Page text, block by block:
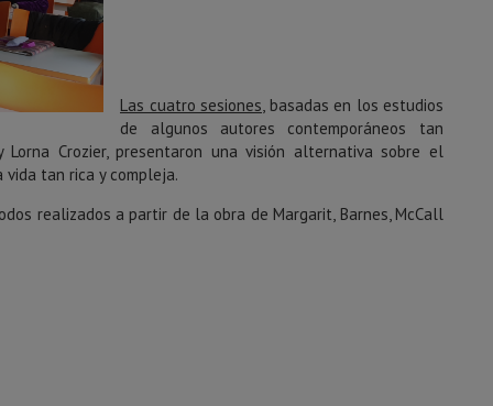
Las cuatro sesiones, basadas en los estudios
de algunos autores contemporáneos tan
Lorna Crozier, presentaron una visión alternativa sobre el
tan rica y compleja.
realizados a partir de la obra de Margarit, Barnes, McCall